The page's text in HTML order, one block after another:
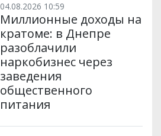
04.08.2026 10:59
Миллионные доходы на
кратоме: в Днепре
разоблачили
наркобизнес через
заведения
общественного
питания